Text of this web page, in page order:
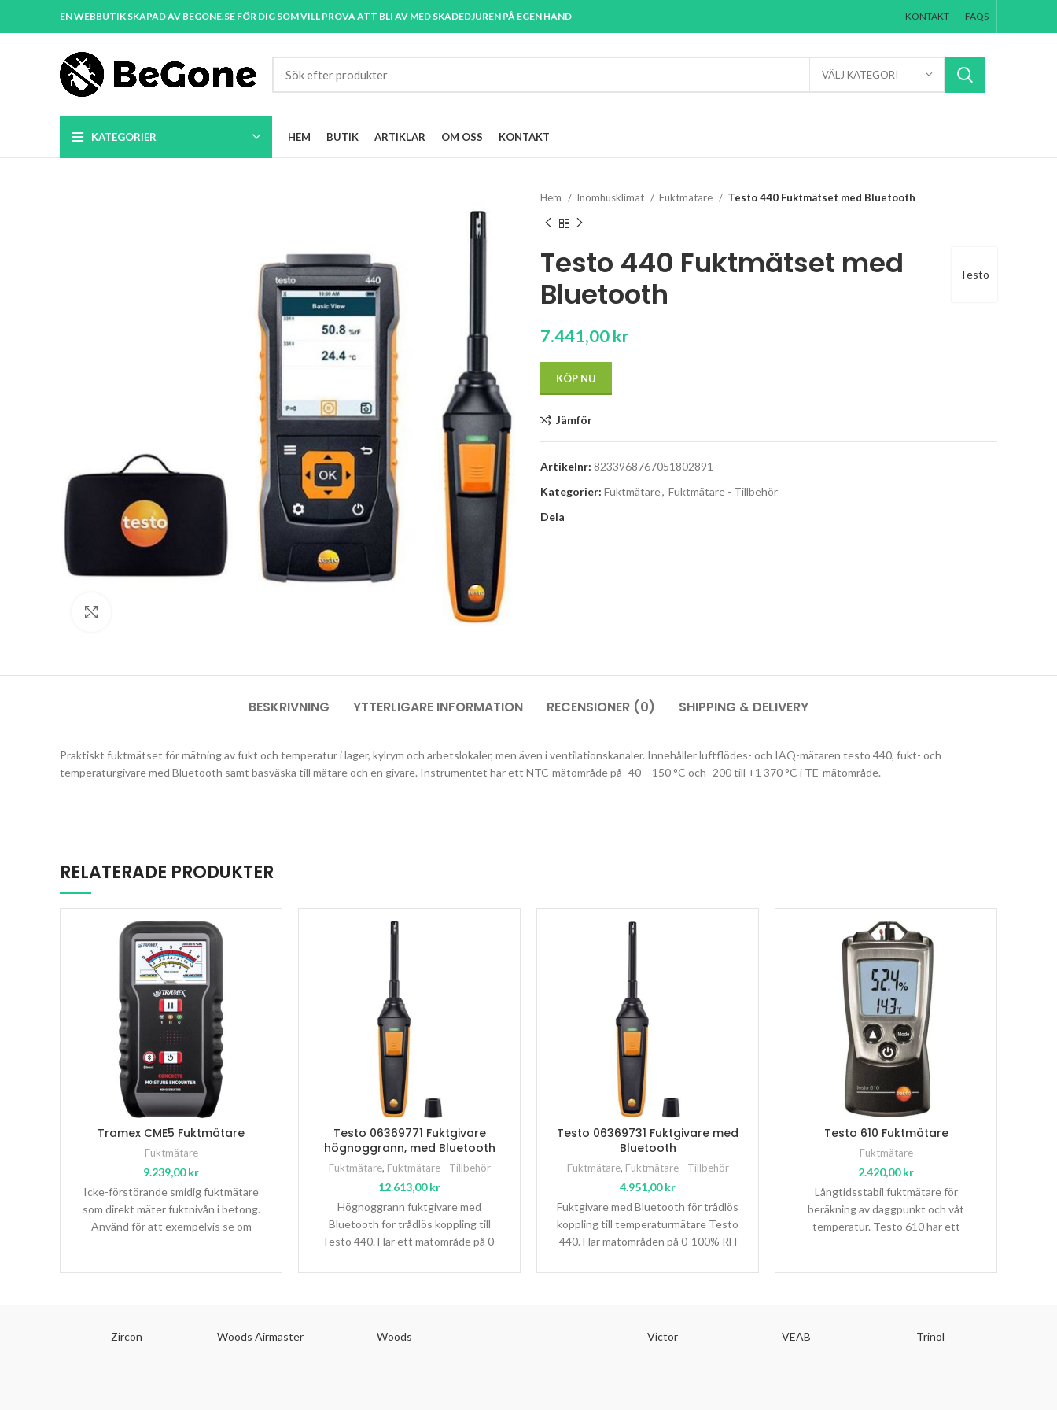
EN WEBBUTIK SKAPAD AV BEGONE.SE FÖR DIG SOM VILL PROVA ATT BLI AV MED SKADEDJUREN PÅ EGEN HAND KONTAKT FAQS
VÄLJ KATEGORI
KATEGORIER HEM BUTIK ARTIKLAR OM OSS KONTAKT
Hem Inomhusklimat Fuktmätare Testo 440 Fuktmätset med Bluetooth
Testo
Testo 440 Fuktmätset med
Bluetooth
7.441,00kr
KÖP NU
Jämför
Artikelnr: 8233968767051802891
Kategorier: Fuktmätare, Fuktmätare - Tillbehör
Dela
BESKRIVNING YTTERLIGARE INFORMATION RECENSIONER (0) SHIPPING & DELIVERY
Praktiskt fuktmätset för mätning av fukt och temperatur i lager, kylrym och arbetslokaler, men även i ventilationskanaler. Innehåller luftflödes- och IAQ-mätaren testo 440, fukt- och
temperaturgivare med Bluetooth samt basväska till mätare och en givare. Instrumentet har ett NTC-mätområde på -40 – 150 °C och -200 till +1 370 °C i TE-mätområde.
RELATERADE PRODUKTER
Tramex CME5 Fuktmätare
Fuktmätare
9.239,00kr
Icke-förstörande smidig fuktmätare
som direkt mäter fuktnivån i betong.
Använd för att exempelvis se om
Testo 06369771 Fuktgivare
högnoggrann, med Bluetooth
Fuktmätare, Fuktmätare - Tillbehör
12.613,00kr
Högnoggrann fuktgivare med
Bluetooth for trådlös koppling till
Testo 440. Har ett mätområde på 0-
Testo 06369731 Fuktgivare med
Bluetooth
Fuktmätare, Fuktmätare - Tillbehör
4.951,00kr
Fuktgivare med Bluetooth för trådlös
koppling till temperaturmätare Testo
440. Har mätområden på 0-100% RH
Testo 610 Fuktmätare
Fuktmätare
2.420,00kr
Långtidsstabil fuktmätare för
beräkning av daggpunkt och våt
temperatur. Testo 610 har ett
Zircon Woods Airmaster Woods Victor VEAB Trinol